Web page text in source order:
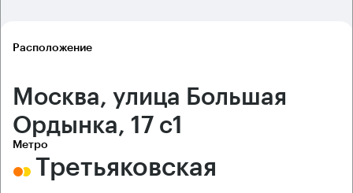
Расположение
Москва, улица Большая
Ордынка, 17 с1
Метро
Третьяковская